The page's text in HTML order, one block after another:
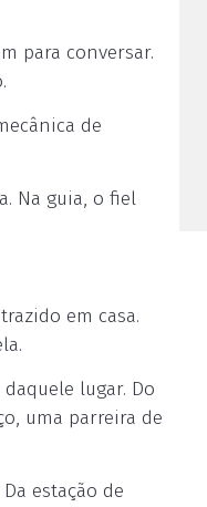
para conversar.
de
Na guia, o fiel
em casa.
lugar. Do
uma parreira de
estação de